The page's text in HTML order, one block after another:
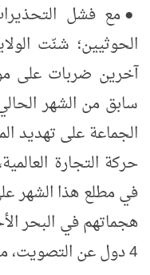
●مع فشل
الحوثيين؛ شنّت
آخرين ضربات على
سابق من الشهر
الجماعة على تهديد
حركة التجارة
في مطلع هذا الشهر
4 دول عن التصويت، منها روسيا والصين.